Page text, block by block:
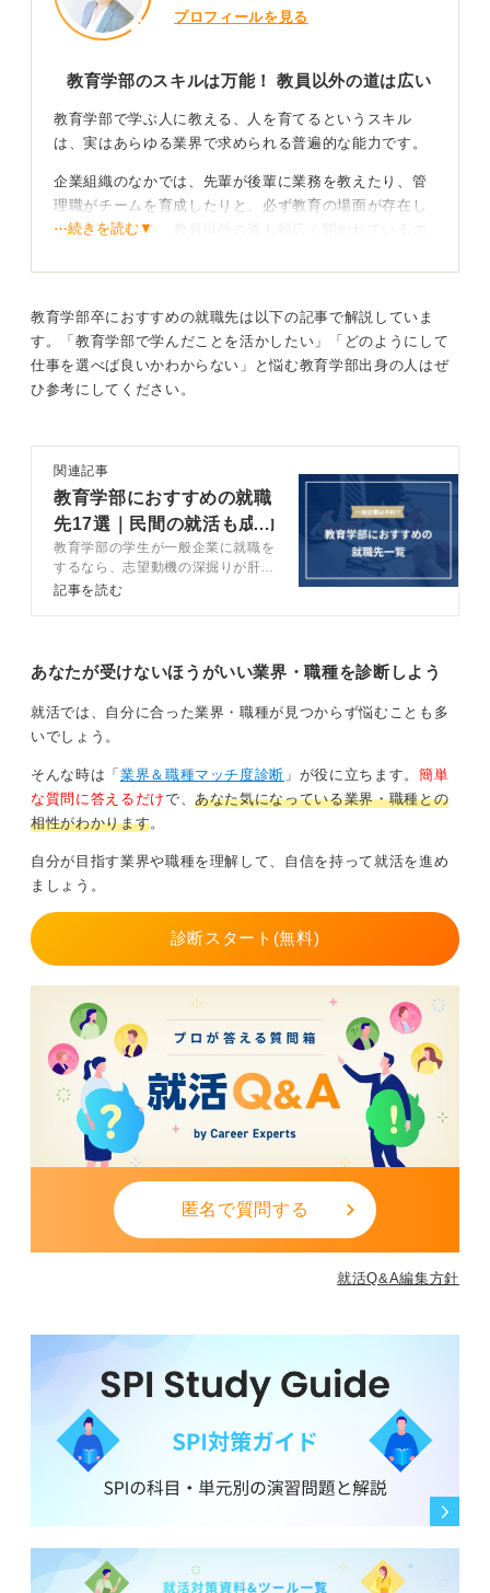
プロフィールを見る
教育学部のスキルは万能！ 教員以外の道は広い
教育学部で学ぶ人に教える、人を育てるというスキル
は、実はあらゆる業界で求められる普遍的な能力です。
企業組織のなかでは、先輩が後輩に業務を教えたり、管
理職がチームを育成したりと、必ず教育の場面が存在し
ます。そのため、教員以外の道も幅広く開かれているの
連の業界ですね。学習塾や予備校の講師、教材開発、子
育て支援サービスなどが挙げられます。
人を育てる力を武器に多様な職種に目を向けてみよ
一般企業であれば、社員の採用や育成に携わる人事・研
修部門は、学んだことを直接的に活かせる職種です。
また、顧客に商品の価値をわかりやすく教える・伝える
という点では営業職や接客業にも適性があるといえま
す。
⋯続きを読む▼
教育学部卒におすすめの就職先は以下の記事で解説していま
す。「教育学部で学んだことを活かしたい」「どのようにして
仕事を選べば良いかわからない」と悩む教育学部出身の人はぜ
ひ参考にしてください。
関連記事
教育学部におすすめの就職
先17選｜民間の就活も成功
させる3箇条
教育学部の学生が一般企業に就職を
するなら、志望動機の深掘りが肝心
です。この記事では、教育学部が就
せるおすすめの就職先も紹介する
で、参考にしてください。
記事を読む
あなたが受けないほうがいい業界・職種を診断しよう
就活では、自分に合った業界・職種が見つからず悩むことも多
いでしょう。
そんな時は「 業界＆職種マッチ度診断 」が役に立ちます。 簡単
な質問に答えるだけで、あなた気になっている業界・職種との
相性がわかります。
自分が目指す業界や職種を理解して、自信を持って就活を進め
ましょう。
診断スタート(無料)
匿名で質問する
就活Q&A編集方針